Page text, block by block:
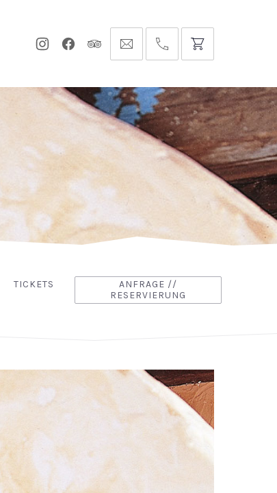
NeuesNeuesNeues info@hofgut-0049747196019210
TICKETS
ANFRAGE //
RESERVIERUNG